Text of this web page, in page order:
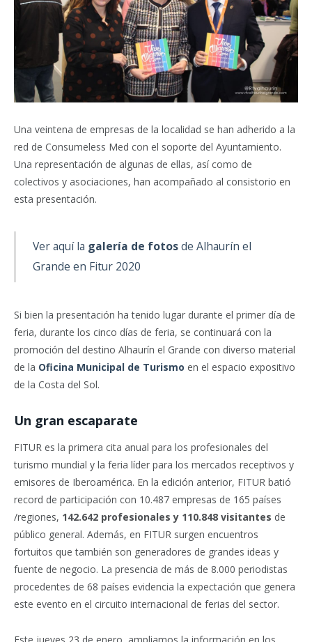
Una veintena de empresas de la localidad se han adherido a la
red de Consumeless Med con el soporte del Ayuntamiento.
Una representación de algunas de ellas, así como de
colectivos y asociaciones, han acompañado al consistorio en
esta presentación.
Ver aquí la galería de fotosde Alhaurín el
Grande en Fitur 2020
Si bien la presentación ha tenido lugar durante el primer día de
feria, durante los cinco días de feria, se continuará con la
promoción del destino Alhaurín el Grande con diverso material
de la Oficina Municipal de Turismo en el espacio expositivo
de la Costa del Sol.
Un gran escaparate
FITUR es la primera cita anual para los profesionales del
turismo mundial y la feria líder para los mercados receptivos y
emisores de Iberoamérica. En la edición anterior, FITUR batió
record de participación con 10.487 empresas de 165 países
/regiones, 142.642 profesionales y 110.848 visitantes de
público general. Además, en FITUR surgen encuentros
fortuitos que también son generadores de grandes ideas y
fuente de negocio. La presencia de más de 8.000 periodistas
procedentes de 68 países evidencia la expectación que genera
este evento en el circuito internacional de ferias del sector.